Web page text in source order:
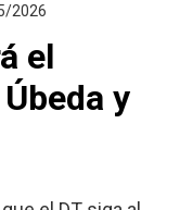
2026
el
y